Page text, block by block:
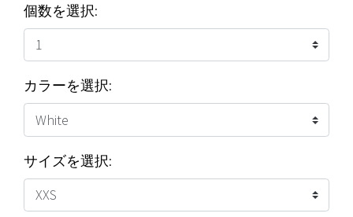
個数を選択:
カラーを選択:
サイズを選択: